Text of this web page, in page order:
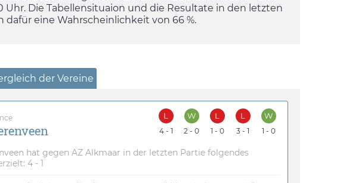
Uhr. Die Tabellensituaion und die Resultate in den letzten
eine Wahrscheinlichkeit von 66 %.
der Vereine
L
4 - 1
W
2 - 0
L
1 - 0
L
3 - 1
W
1 - 0
hat gegen AZ Alkmaar in der letzten Partie folgendes
4 - 1